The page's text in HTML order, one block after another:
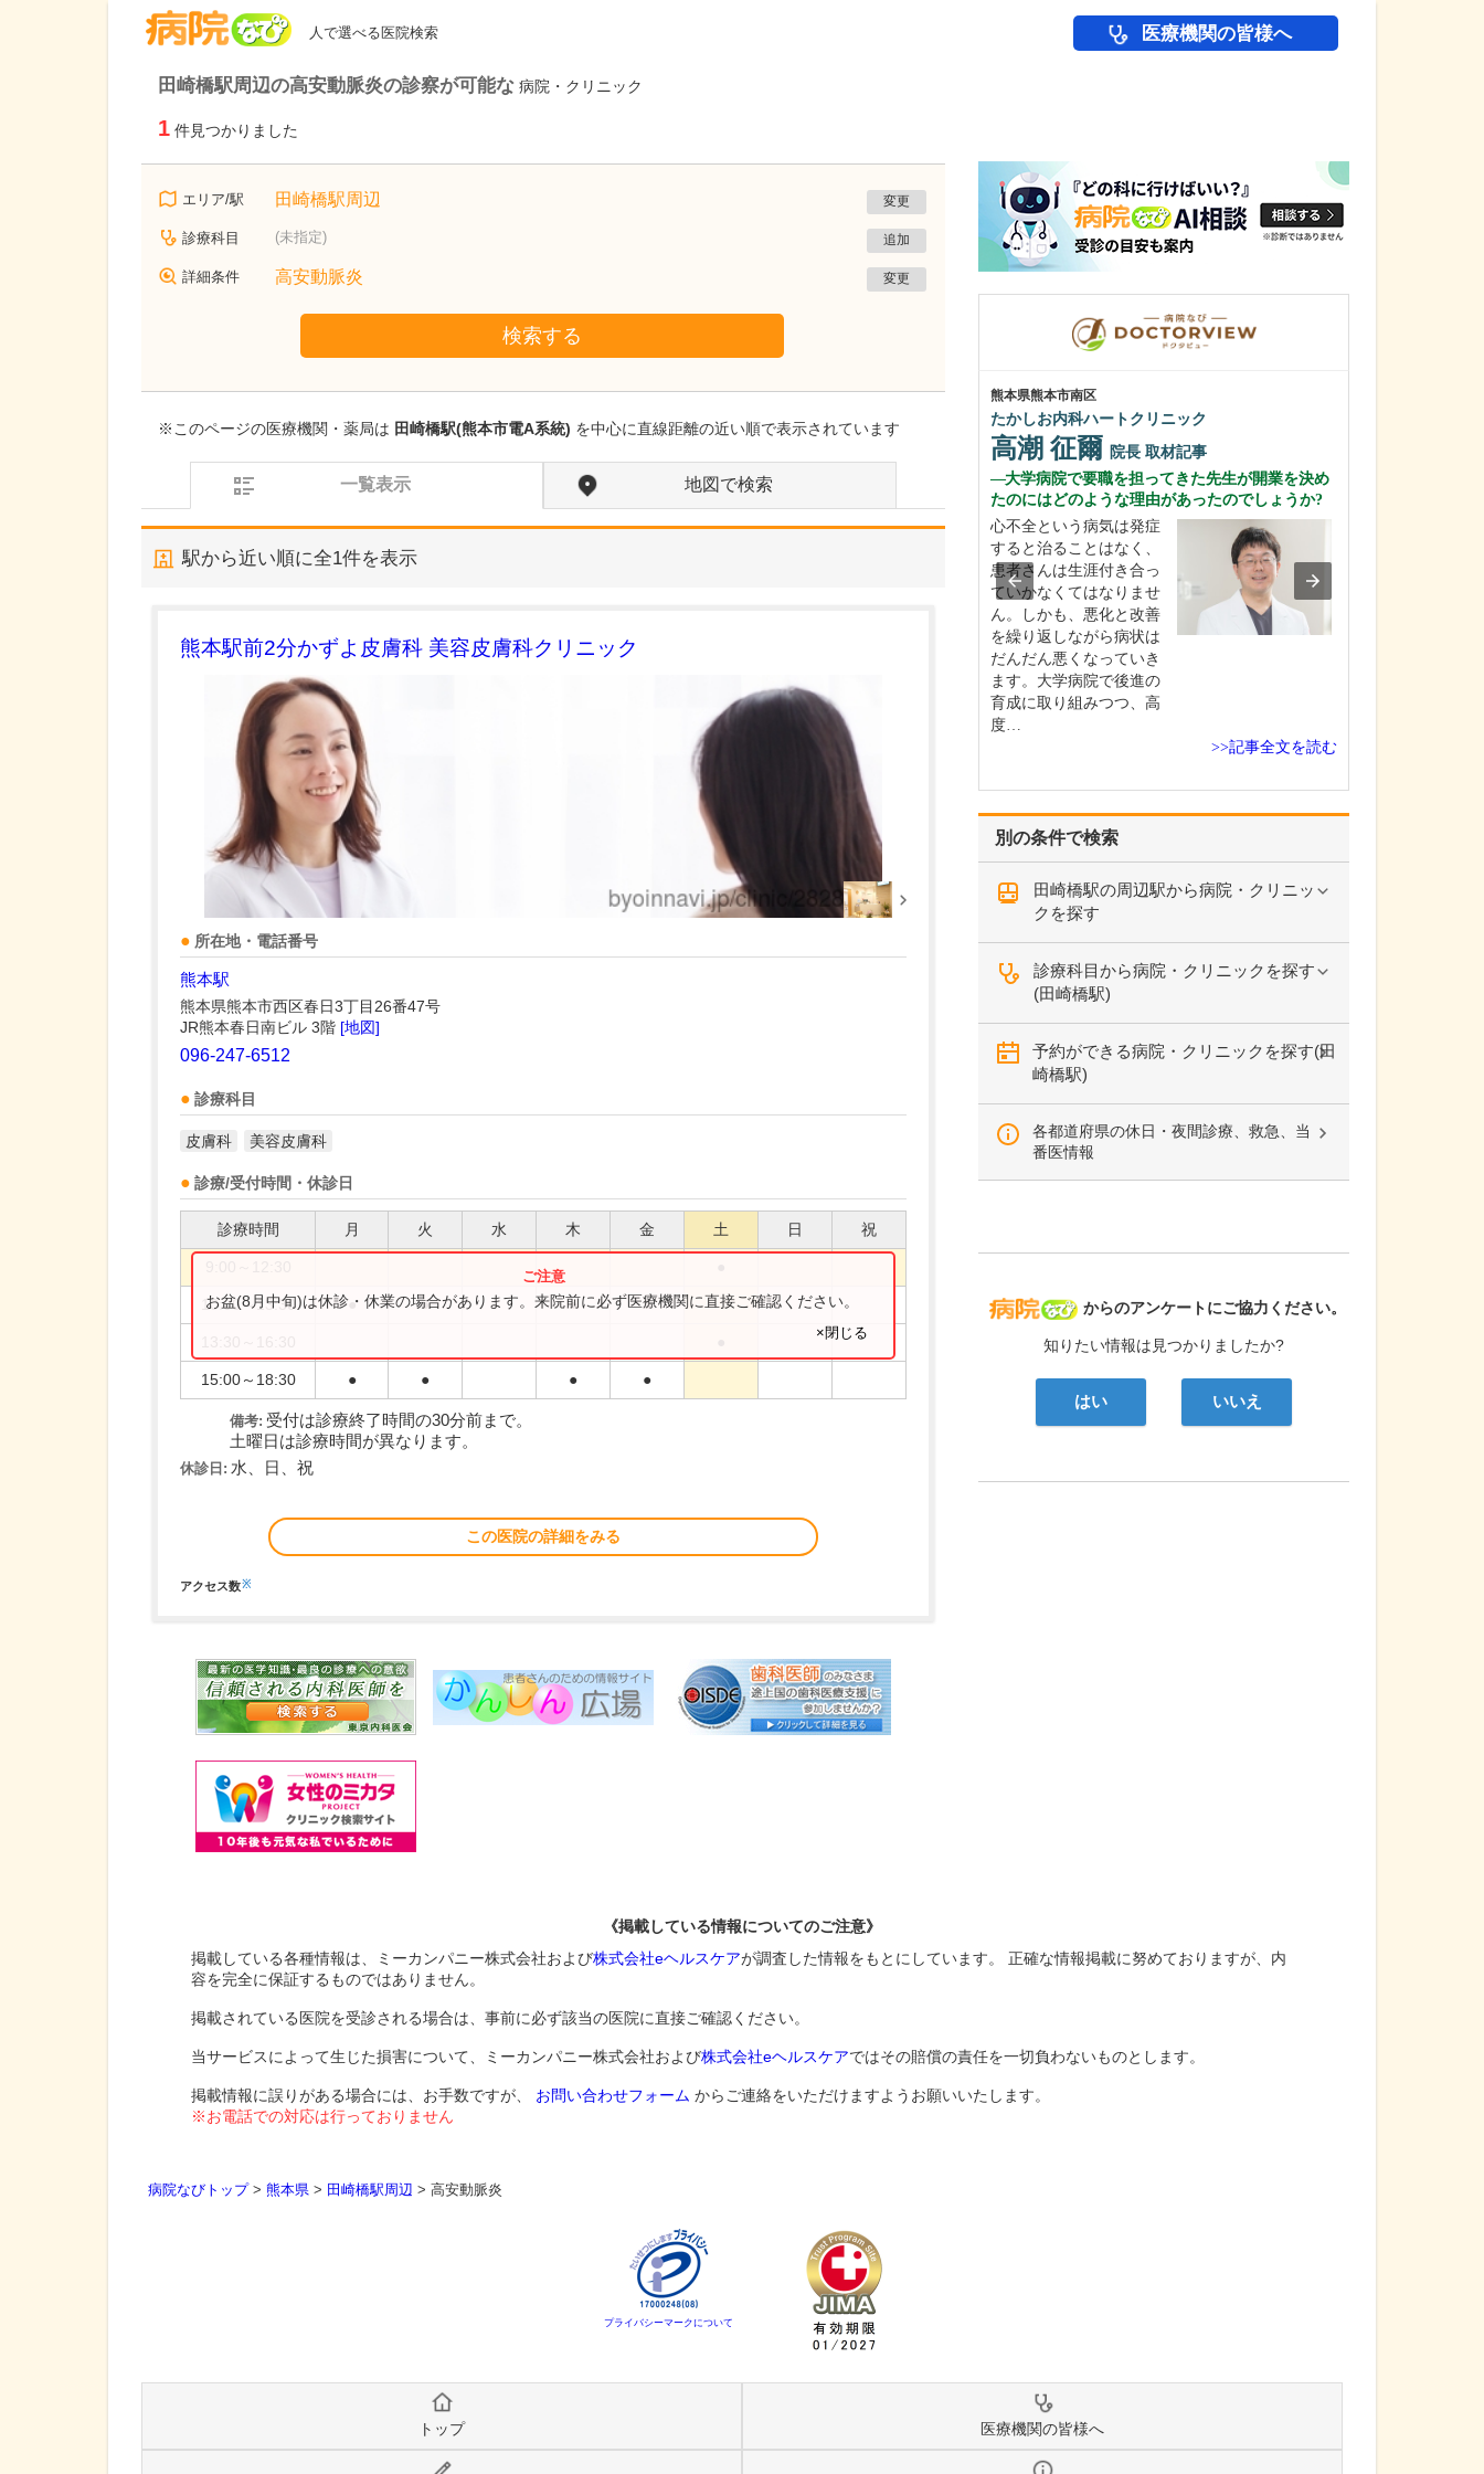
人で選べる医院検索 医療機関の皆様へ
田崎橋駅周辺の高安動脈炎の診察が可能な 病院・クリニック
1 件見つかりました
エリア/駅 田崎橋駅周辺 変更
診療科目 (未指定) 追加
詳細条件 高安動脈炎 変更
検索する
※このページの医療機関・薬局は 田崎橋駅(熊本市電A系統) を中心に直線距離の近い順で表示されています
一覧表示 地図で検索
駅から近い順に全1件を表示
熊本駅前2分かずよ皮膚科 美容皮膚科クリニック
所在地・電話番号
熊本駅
熊本県熊本市西区春日3丁目26番47号
JR熊本春日南ビル 3階 [地図]
096-247-6512
診療科目
皮膚科 美容皮膚科
診療/受付時間・休診日
診療時間 月 火 水 木 金 土 日 祝
10:00～13:30 ● ● ● ●
15:00～18:30 ● ● ● ●
お盆(8月中旬)は休診・休業の場合があります。来院前に必ず医療機関に直接ご確認ください。
×閉じる
備考: 受付は診療終了時間の30分前まで。
土曜日は診療時間が異なります。
休診日: 水、日、祝
この医院の詳細をみる
アクセス数※
別の条件で検索
田崎橋駅の周辺駅から病院・クリニッ
クを探す
診療科目から病院・クリニックを探す
(田崎橋駅)
予約ができる病院・クリニックを探す(田
崎橋駅)
各都道府県の休日・夜間診療、救急、当
番医情報
病院なび
からのアンケートにご協力ください。
知りたい情報は見つかりましたか?
はい いいえ
熊本県熊本市南区
たかしお内科ハートクリニック
高潮 征爾 院長 取材記事
大学病院で要職を担ってきた先生が開業を決め
たのにはどのような理由があったのでしょうか?
心不全という病気は発症
すると治ることはなく、
患者さんは生涯付き合っ
ていかなくてはなりませ
ん。しかも、悪化と改善
を繰り返しながら病状は
だんだん悪くなっていき
ます。大学病院で後進の
育成に取り組みつつ、高
度…
>>記事全文を読む
東京都国分寺市
つくばケンクリニック
注力している糖尿病診療について詳しく教えて
糖尿病の改善には、肥満
作動薬(マンジャロ)や
GLP-1受容体作動薬(リベ
>>記事全文を読む
《掲載している情報についてのご注意》
掲載している各種情報は、ミーカンパニー株式会社および株式会社eヘルスケアが調査した情報をもとにしています。 正確な情報掲載に努めておりますが、内
容を完全に保証するものではありません。
掲載されている医院を受診される場合は、事前に必ず該当の医院に直接ご確認ください。
当サービスによって生じた損害について、ミーカンパニー株式会社および株式会社eヘルスケアではその賠償の責任を一切負わないものとします。
掲載情報に誤りがある場合には、お手数ですが、 お問い合わせフォーム からご連絡をいただけますようお願いいたします。
※お電話での対応は行っておりません
病院なびトップ> 熊本県 > 田崎橋駅周辺 > 高安動脈炎
プライバシーマークについて
トップ 医療機関の皆様へ